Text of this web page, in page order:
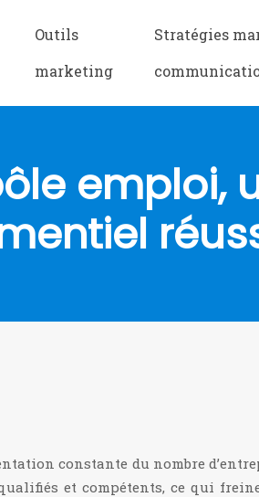
Outils
marketing
Stratégies
emploi,
constante du nombre
et compétents, ce qui